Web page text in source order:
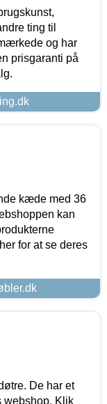
ting til
og har
prisgaranti på
kæde med 36
kan
for at se deres
De har et
webshop. Klik